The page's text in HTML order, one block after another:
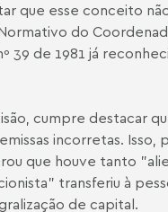
que esse conceito
do
39 de 1981 já
cumpre destacar
incorretas. Isso,
que houve tanto
transferiu à
de capital.